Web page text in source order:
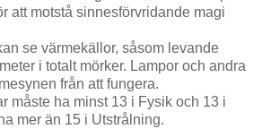
att motstå sinnesförvridande magi
se värmekällor, såsom levande
i totalt mörker. Lampor och andra
från att fungera.
måste ha minst 13 i Fysik och 13 i
mer än 15 i Utstrålning.